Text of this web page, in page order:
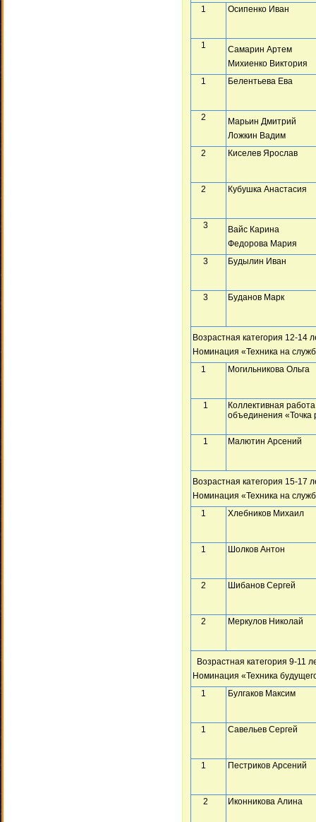
1
Осипенко Иван
1
Самарин Артем
Михиенко Виктория
1
Белентьева Ева
2
Марьин Дмитрий
Ложкин Вадим
2
Киселев Ярослав
2 Кубушка Анастасия
3
Вайс Карина
Федорова Мария
3
Будылин Иван
3 Буданов Марк
Возрастная категория 12-14
Номинация «Техника на
1
Могильникова Ольга
1
Коллективная работа
объединения «Точка
1 Малютин Арсений
Возрастная категория 15-17
Номинация «Техника на
1
Хлебников Михаил
1 Шолков Антон
2 Шибанов Сергей
2 Меркулов Николай
Возрастная категория 9-11
Номинация «Техника
1
Булгаков Максим
1 Савельев Сергей
1 Пестриков Арсений
2 Иконникова Алина